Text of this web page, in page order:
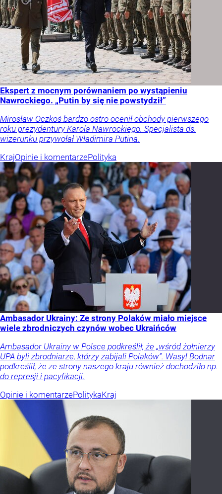
Ekspert z mocnym porównaniem po wystąpieniu
Nawrockiego. „Putin by się nie powstydził”
Mirosław Oczkoś bardzo ostro ocenił obchody pierwszego
roku prezydentury Karola Nawrockiego. Specjalista ds.
wizerunku przywołał Władimira Putina.
KrajOpinie i komentarzePolityka
Ambasador Ukrainy: Ze strony Polaków miało miejsce
wiele zbrodniczych czynów wobec Ukraińców
Ambasador Ukrainy w Polsce podkreślił, że „wśród żołnierzy
UPA byli zbrodniarze, którzy zabijali Polaków”. Wasyl Bodnar
podkreślił, że ze strony naszego kraju również dochodziło np.
do represji i pacyfikacji.
Opinie i komentarzePolitykaKraj